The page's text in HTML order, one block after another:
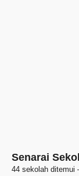
Senarai
44 sekolah ditemui